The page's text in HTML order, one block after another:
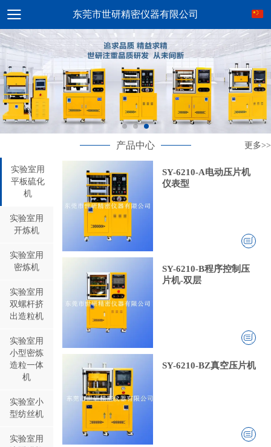
东莞市世研精密仪器有限公司
产品中心 更多>>
实验室用
平板硫化
机
实验室用
开炼机
实验室用
密炼机
实验室用
双螺杆挤
出造粒机
实验室用
小型密炼
造粒一体
机
实验室小
型纺丝机
实验室用
SY-6210-A电动压片机
仪表型
SY-6210-B程序控制压
片机-双层
SY-6210-BZ真空压片机